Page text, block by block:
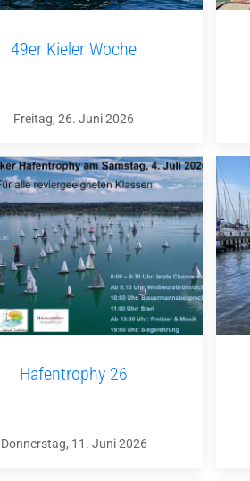
49er Kieler Woche
Freitag, 26. Juni 2026
Hafentrophy 26
Donnerstag, 11. Juni 2026